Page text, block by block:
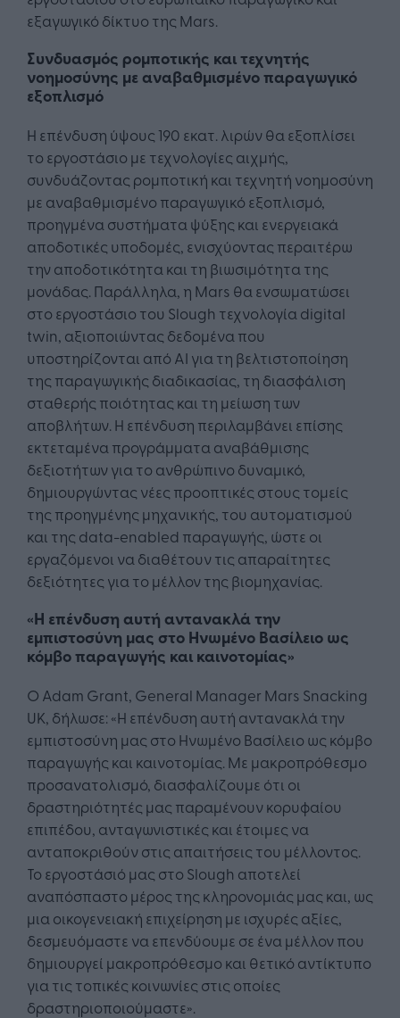
εξαγωγικό δίκτυο της Mars.
Συνδυασμός ρομποτικής και τεχνητής
νοημοσύνης με αναβαθμισμένο παραγωγικό
εξοπλισμό
Η επένδυση ύψους 190 εκατ. λιρών θα εξοπλίσει
το εργοστάσιο με τεχνολογίες αιχμής,
συνδυάζοντας ρομποτική και τεχνητή νοημοσύνη
με αναβαθμισμένο παραγωγικό εξοπλισμό,
προηγμένα συστήματα ψύξης και ενεργειακά
αποδοτικές υποδομές, ενισχύοντας περαιτέρω
την αποδοτικότητα και τη βιωσιμότητα της
μονάδας. Παράλληλα, η Mars θα ενσωματώσει
στο εργοστάσιο του Slough τεχνολογία digital
twin, αξιοποιώντας δεδομένα που
υποστηρίζονται από AI για τη βελτιστοποίηση
της παραγωγικής διαδικασίας, τη διασφάλιση
σταθερής ποιότητας και τη μείωση των
αποβλήτων. Η επένδυση περιλαμβάνει επίσης
εκτεταμένα προγράμματα αναβάθμισης
δεξιοτήτων για το ανθρώπινο δυναμικό,
δημιουργώντας νέες προοπτικές στους τομείς
της προηγμένης μηχανικής, του αυτοματισμού
και της data-enabled παραγωγής, ώστε οι
εργαζόμενοι να διαθέτουν τις απαραίτητες
δεξιότητες για το μέλλον της βιομηχανίας.
«Η επένδυση αυτή αντανακλά την
εμπιστοσύνη μας στο Ηνωμένο Βασίλειο ως
κόμβο παραγωγής και καινοτομίας»
Ο Adam Grant, General Manager Mars Snacking
UK, δήλωσε: «Η επένδυση αυτή αντανακλά την
εμπιστοσύνη μας στο Ηνωμένο Βασίλειο ως κόμβο
παραγωγής και καινοτομίας. Με μακροπρόθεσμο
προσανατολισμό, διασφαλίζουμε ότι οι
δραστηριότητές μας παραμένουν κορυφαίου
επιπέδου, ανταγωνιστικές και έτοιμες να
ανταποκριθούν στις απαιτήσεις του μέλλοντος.
Το εργοστάσιό μας στο Slough αποτελεί
αναπόσπαστο μέρος της κληρονομιάς μας και, ως
μια οικογενειακή επιχείρηση με ισχυρές αξίες,
δεσμευόμαστε να επενδύουμε σε ένα μέλλον που
δημιουργεί μακροπρόθεσμο και θετικό αντίκτυπο
για τις τοπικές κοινωνίες στις οποίες
δραστηριοποιούμαστε».